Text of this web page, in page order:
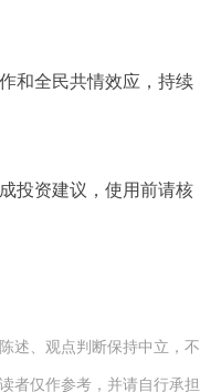
和全民共情效应，持续
投资建议，使用前请核
述、观点判断保持中立，不
者仅作参考，并请自行承担